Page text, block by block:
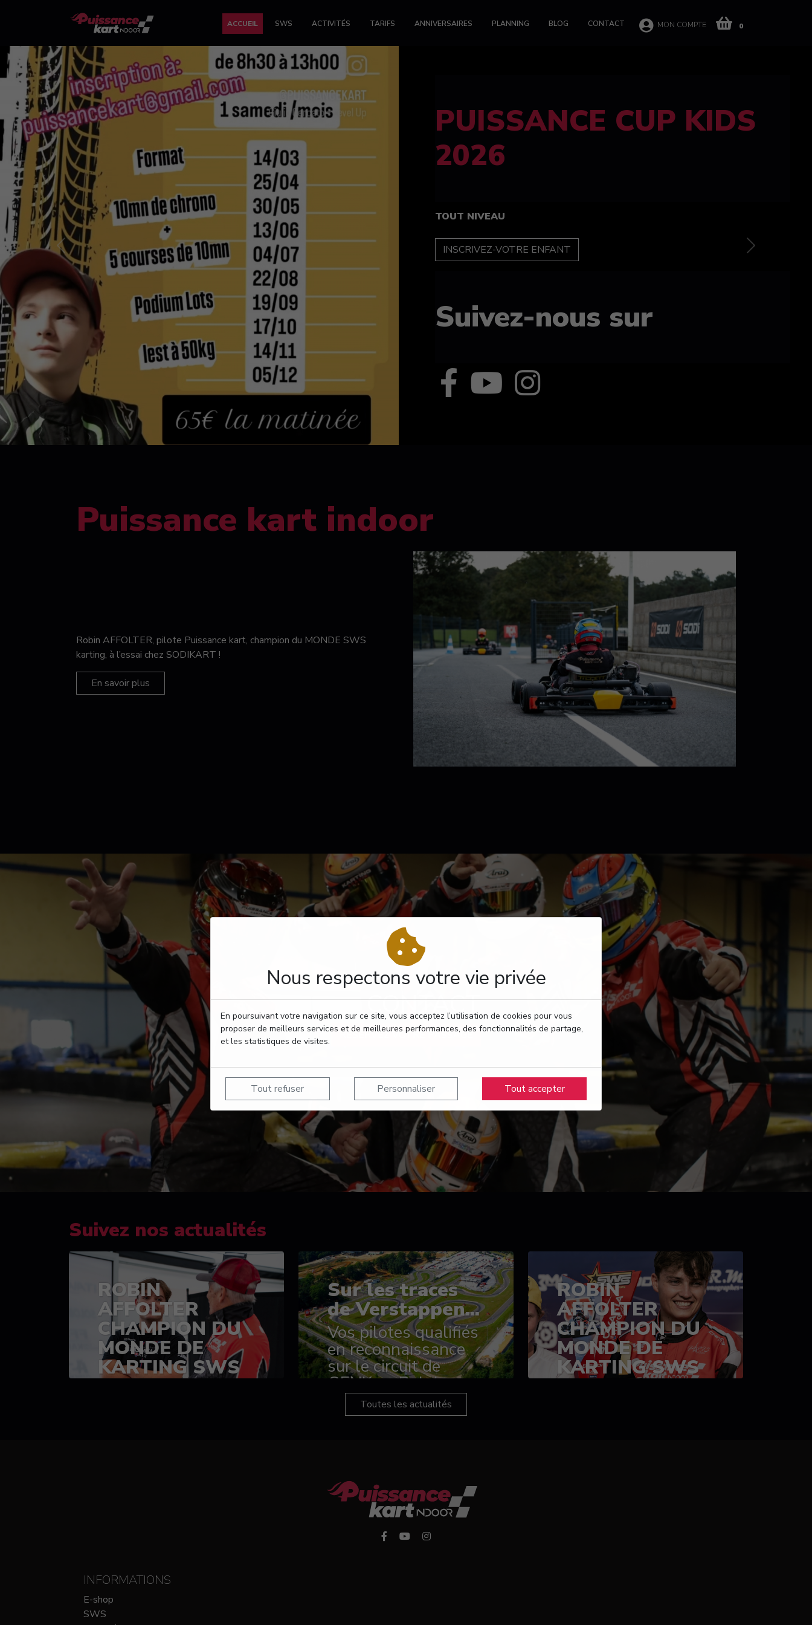
Nous respectons votre vie privée
En poursuivant votre navigation sur ce site, vous acceptez l’utilisation de cookies pour vous
proposer de meilleurs services et de meilleures performances, des fonctionnalités de partage,
et les statistiques de visites.
Tout refuser Personnaliser Tout accepter
ACCUEIL SWS ACTIVITÉS TARIFS ANNIVERSAIRES PLANNING BLOG CONTACT MON COMPTE 0
FELINE CUP 100%
féminine
TOUT NIVEAU
INSCRIPTION
Suivez-nous sur
Previous Next
Puissance kart indoor
Robin AFFOLTER, pilote Puissance kart, champion du MONDE SWS
karting, à l’essai chez SODIKART !
En savoir plus
CONTACT
RÉSERVEZ VOTRE PASSAGE
Suivez nos actualités
ROBIN
AFFOLTER
CHAMPION DU
MONDE DE
KARTING SWS
(SPRINT)
Sur les traces
de Verstappen...
Vos pilotes qualifiés
en reconnaissance
sur le circuit de
GENK en Belgique
ROBIN
AFFOLTER
CHAMPION DU
MONDE DE
KARTING SWS
Toutes les actualités
INFORMATIONS
E-shop
SWS